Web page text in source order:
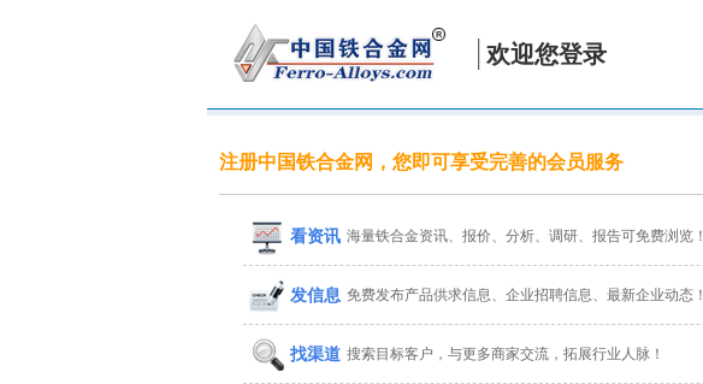
欢迎您登录
注册中国铁合金网，您即可享受完善的会员服务
看资讯 海量铁合金资讯、报价、分析、调研、报告可免费浏览！
发信息 免费发布产品供求信息、企业招聘信息、最新企业动态！
找渠道 搜索目标客户，与更多商家交流，拓展行业人脉！